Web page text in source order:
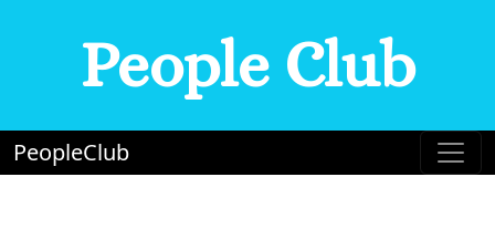
People Club
PeopleClub